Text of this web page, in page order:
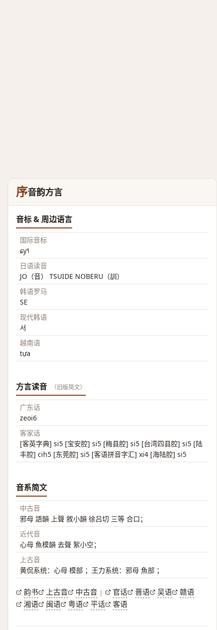
序音韵方言
音标 & 周边语言
国际音标
ɕy˥˧
日语读音
JO（音） TSUIDE NOBERU（訓）
韩语罗马
SE
现代韩语
서
越南语
tựa
方言读音 （旧版简文）
广东话
zeoi6
客家话
[客英字典] si5 [宝安腔] si5 [梅县腔] si5 [台湾四县腔] si5 [陆
丰腔] cih5 [东莞腔] si5 [客语拼音字汇] xi4 [海陆腔] si5
音系简文
中古音
邪母 語韻 上聲 敘小韻 徐吕切 三等 合口；
近代音
心母 魚模韻 去聲 絮小空；
上古音
黄侃系统：心母 模部 ；王力系统：邪母 魚部 ；
韵书 上古音 中古音 | 官话 晋语 吴语
赣语
湘语
闽语 粤语 平话 客语